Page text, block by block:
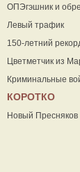
ОПЭгэшник и
Левый трафик
150-летний
Цветметчик из
Криминальные
КОРОТКО
Новый Пресняков